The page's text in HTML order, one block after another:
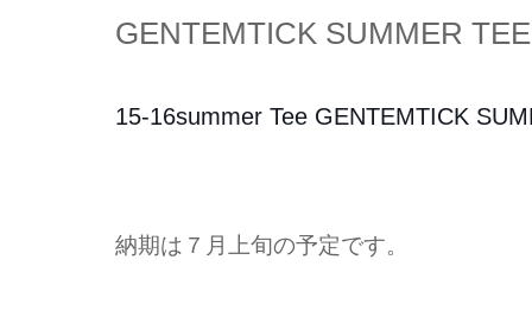
GENTEMTICK SUMMER TEE
15-16summer Tee GENTEMTICK
納期は７月上旬の予定です。